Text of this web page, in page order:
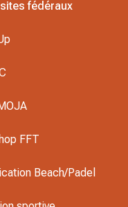
fédéraux
FFT
Beach/Padel